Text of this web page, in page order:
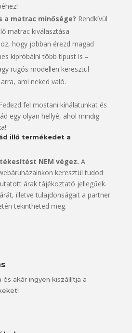
a matrac minősége? Rendkívül
matrac kiválasztása
hogy jobban érezd magad
kipróbálni több típust is –
rugós modellen keresztül
ami neked való.
fel mostani kínálatunkat és
egy olyan hellyé, ahol mindig
illő termékedet a
NEM végez. A
keresztül tudod
árak tájékoztató jellegűek.
illetve tulajdonságait a partner
tekintheted meg.
és akár ingyen kiszállítja a